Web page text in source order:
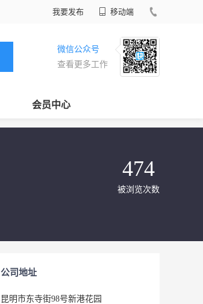
我要发布 移动端
微信公众号
查看更多工作
会员中心
474
被浏览次数
公司地址
昆明市东寺街98号新港花园